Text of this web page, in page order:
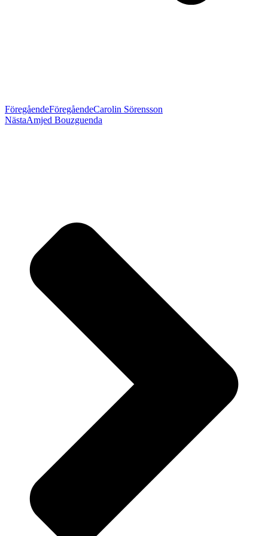
FöregåendeFöregåendeCarolin Sörensson
NästaAmjed Bouzguenda